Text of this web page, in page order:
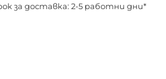
за доставка: 2-5 работни дни*